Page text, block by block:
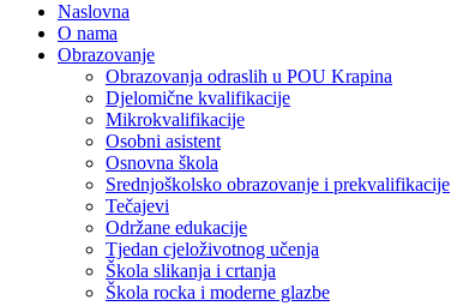
Naslovna
O nama
Obrazovanje
Obrazovanja odraslih u POU Krapina
Djelomične kvalifikacije
Mikrokvalifikacije
Osobni asistent
Osnovna škola
Srednjoškolsko obrazovanje i prekvalifikacije
Tečajevi
Održane edukacije
Tjedan cjeloživotnog učenja
Škola slikanja i crtanja
Škola rocka i moderne glazbe